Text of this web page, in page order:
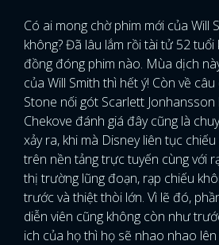
Có ai mong chờ phim mới của Will
không? Đã lâu lắm rồi tài tử 52 tuổi
đồng đóng phim nào. Mùa dịch
của Will Smith thì hết ý! Còn về
Stone nối gót Scarlett Jonhansson
Chekove đánh giá đây cũng là
xảy ra, khi mà Disney liên tục
trên nền tảng trực tuyến cùng với
thị trường lũng đoạn, rạp chiếu
trước và thiệt thòi lớn. Vì lẽ đó,
diễn viên cũng không còn như
ich của họ thì họ sẽ nhao nhao lên